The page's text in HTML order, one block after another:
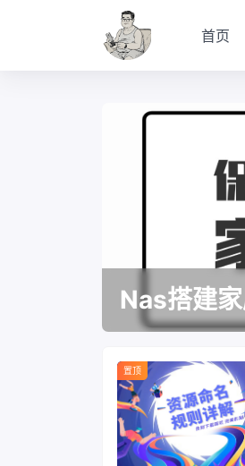
首页
Nas搭建
置顶